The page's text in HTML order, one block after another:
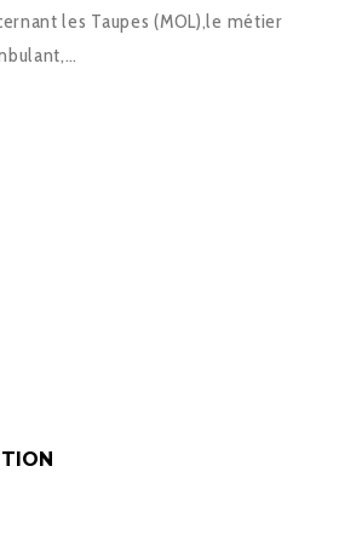
les Taupes (MOL),le métier